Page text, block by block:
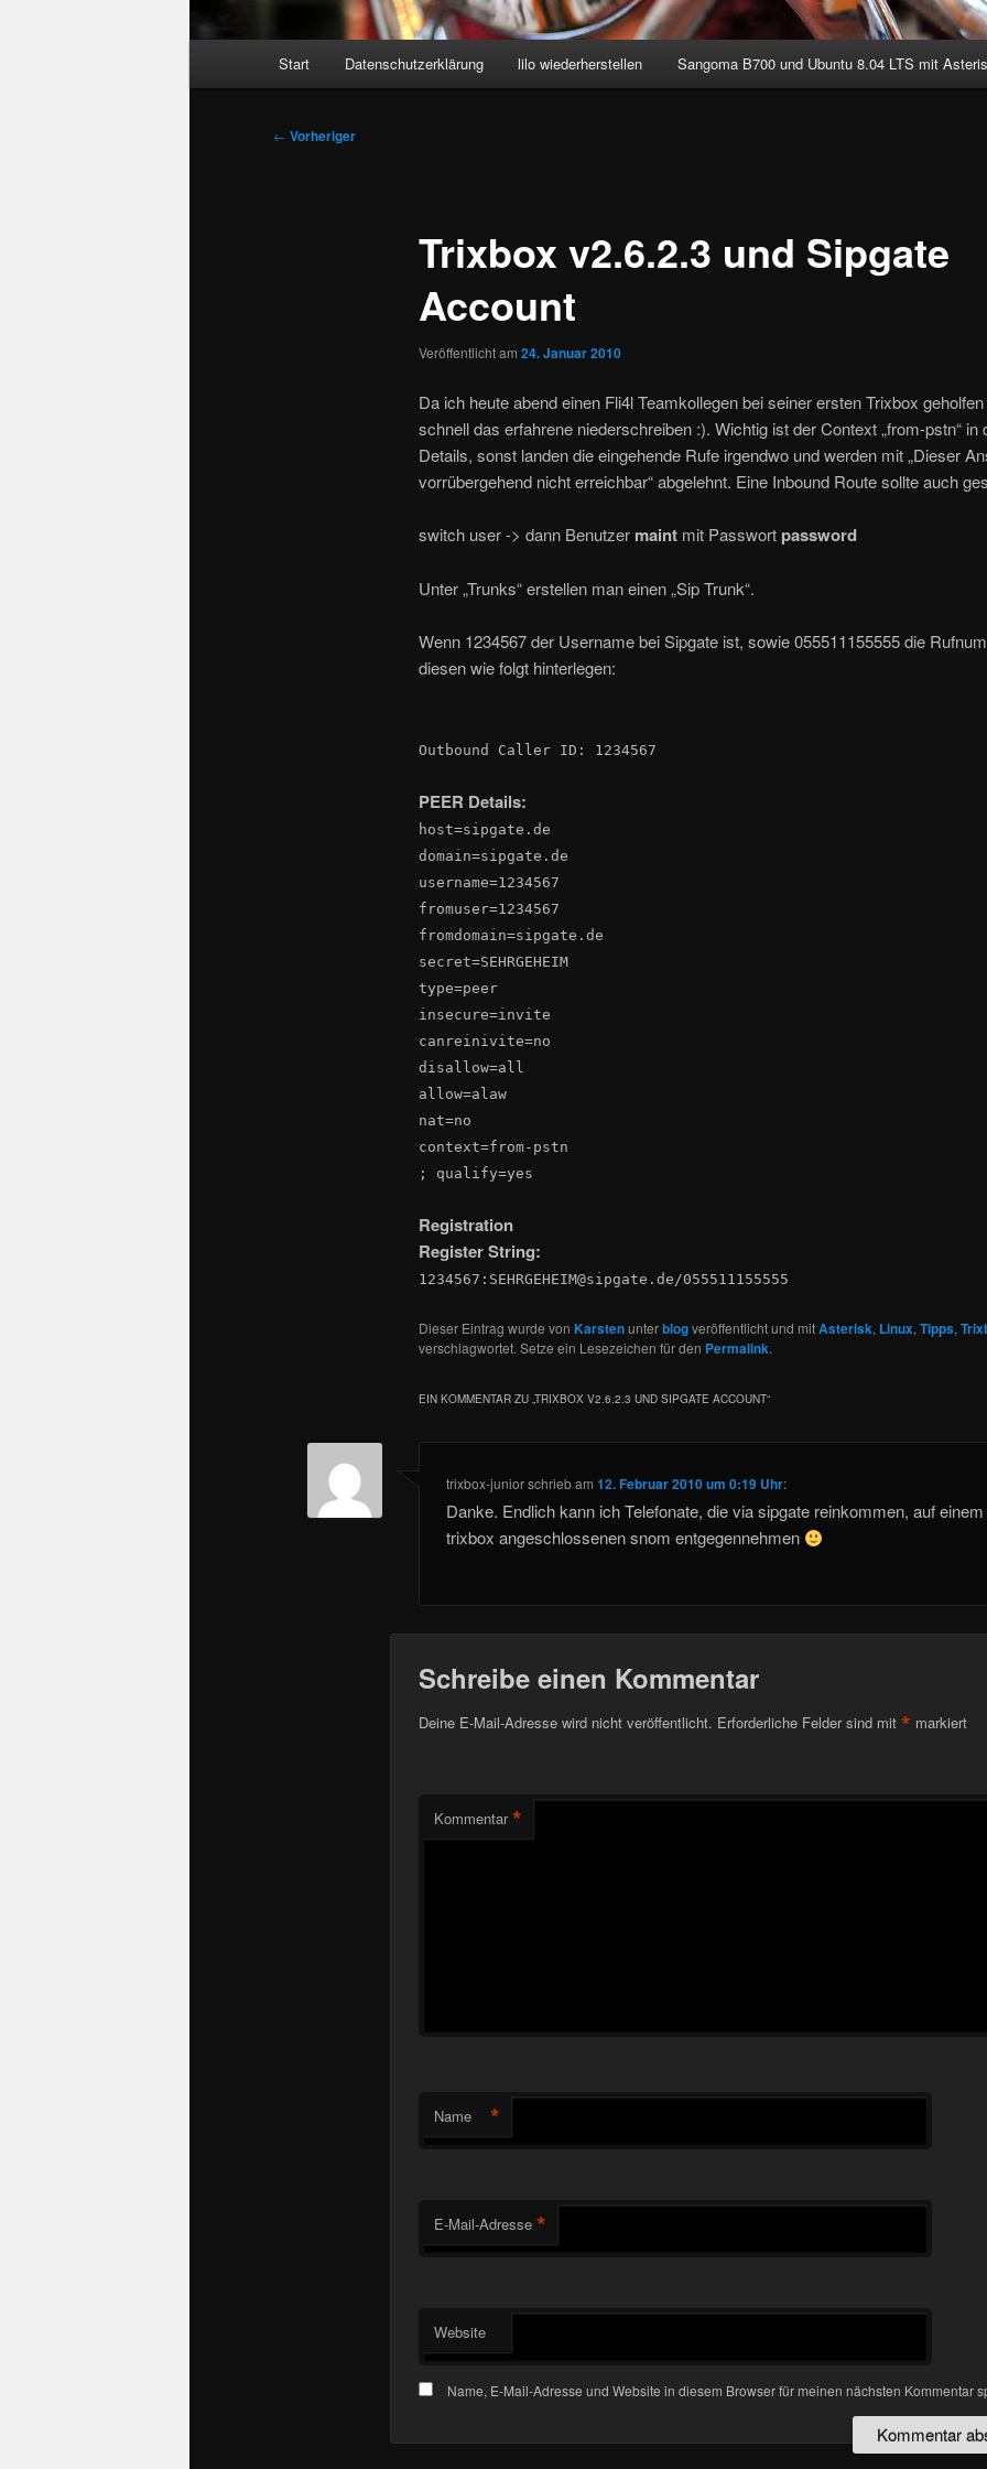
Start Datenschutzerklärung lilo wiederherstellen Sangoma B700 und Ubuntu 8.04 LTS mit
Beitragsnavigation
← Vorheriger
Trixbox v2.6.2.3 und Sipgate
Account
Veröffentlicht am 24. Januar 2010
Da ich heute abend einen Fli4l Teamkollegen bei seiner ersten Trixbox
schnell das erfahrene niederschreiben :). Wichtig ist der Context „from-pstn“ in
Details, sonst landen die eingehende Rufe irgendwo und werden mit „Dieser
vorrübergehend nicht erreichbar“ abgelehnt. Eine Inbound Route sollte auch
switch user -> dann Benutzer maintmit Passwort password
Unter „Trunks“ erstellen man einen „Sip Trunk“.
Wenn 1234567 der Username bei Sipgate ist, sowie 055511155555 die
diesen wie folgt hinterlegen:
Outbound Caller ID: 1234567
PEER Details:
host=sipgate.de
domain=sipgate.de
username=1234567
fromuser=1234567
fromdomain=sipgate.de
secret=SEHRGEHEIM
type=peer
insecure=invite
canreinivite=no
disallow=all
allow=alaw
nat=no
context=from-pstn
; qualify=yes
Registration
Register String:
1234567:SEHRGEHEIM@sipgate.de/055511155555
Dieser Eintrag wurde von Karstenunterblogveröffentlicht und mitAsterisk, Linux, Tipps,
verschlagwortet. Setze ein Lesezeichen für den Permalink.
EIN KOMMENTAR ZU „TRIXBOX V2.6.2.3 UND SIPGATE ACCOUNT“
trixbox-juniorschriebam12. Februar 2010 um 0:19 Uhr:
Danke. Endlich kann ich Telefonate, die via sipgate reinkommen, auf
trixbox angeschlossenen snom entgegennehmen
Schreibe einen Kommentar
Deine E-Mail-Adresse wird nicht veröffentlicht. Erforderliche Felder sind mit * markiert
Kommentar *
Name *
E-Mail-Adresse *
Website
Name, E-Mail-Adresse und Website in diesem Browser für meinen nächsten Kommentar